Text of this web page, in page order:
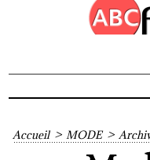
Accueil > MODE >